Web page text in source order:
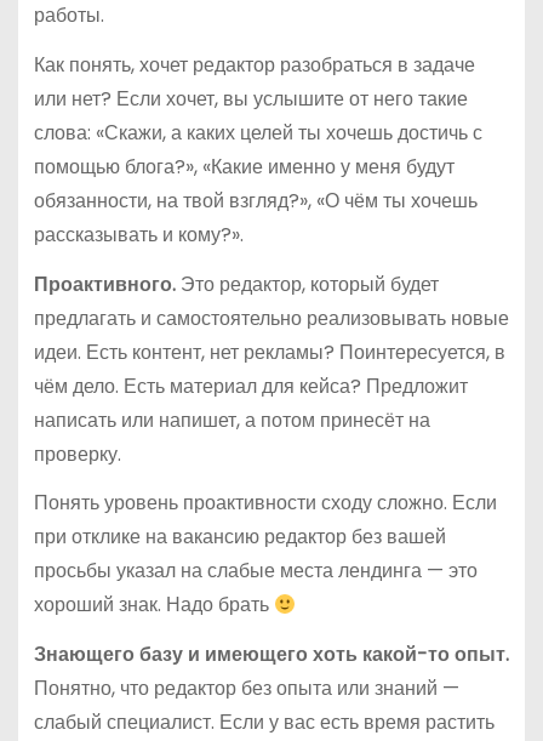
работы.
Как понять, хочет редактор разобраться в задаче
или нет? Если хочет, вы услышите от него такие
слова: «Скажи, а каких целей ты хочешь достичь с
помощью блога?», «Какие именно у меня будут
обязанности, на твой взгляд?», «О чём ты хочешь
рассказывать и кому?».
Проактивного.Это редактор, который будет
предлагать и самостоятельно реализовывать новые
идеи. Есть контент, нет рекламы? Поинтересуется, в
чём дело. Есть материал для кейса? Предложит
написать или напишет, а потом принесёт на
проверку.
Понять уровень проактивности сходу сложно. Если
при отклике на вакансию редактор без вашей
просьбы указал на слабые места лендинга — это
хороший знак. Надо брать
Знающего базу и имеющего хоть какой-то опыт.
Понятно, что редактор без опыта или знаний —
слабый специалист. Если у вас есть время растить